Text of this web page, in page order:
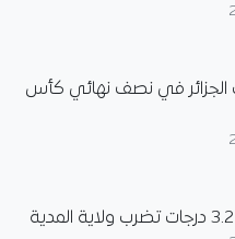
الجزائر في نصف نهائي كأس